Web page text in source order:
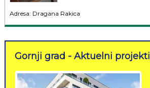
Adresa: Dragana Rakica
Gornji grad - Aktuelni